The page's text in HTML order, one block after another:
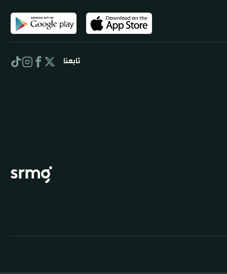
تابعنا